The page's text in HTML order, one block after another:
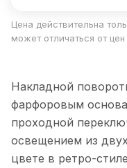
Цена действительна
может отличаться от
Накладной
фарфоровым
проходной
освещением из
цвете в ретро-